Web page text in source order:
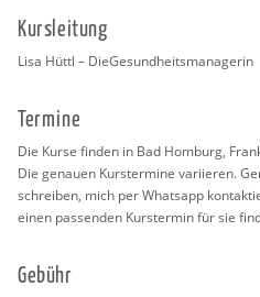
Kurs­lei­tung
Lisa Hüttl – Die­Ge­sund­heits­ma­na­ge­rin
Ter­mi­ne
Die Kurse fin­den in Bad Hom­burg,
Die ge­nau­en Kurs­ter­mi­ne va­ri­ie­ren.
schrei­ben, mich per Whats­app
einen pas­sen­den Kurs­ter­min für sie
Ge­bühr